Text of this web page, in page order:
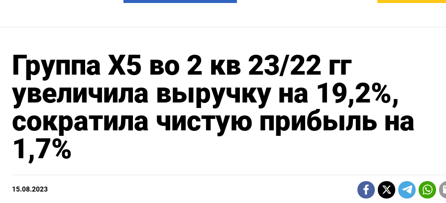
Группа X5 во 2 кв 23/22 гг
увеличила выручку на 19,2%,
сократила чистую прибыль на
1,7%
15.08.2023